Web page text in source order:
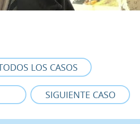
LOS CASOS
SIGUIENTE CASO